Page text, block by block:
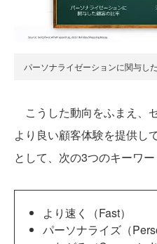
パーソナライゼーションに関与し
こうした動向をふまえ、
より良い顧客体験を提供し
として、次の3つのキーワ
より速く（Fast）
パーソナライズ（